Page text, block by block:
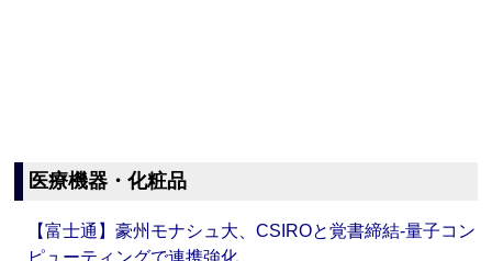
医療機器・化粧品
【富士通】豪州モナシュ大、CSIROと覚書締結‐量子コン